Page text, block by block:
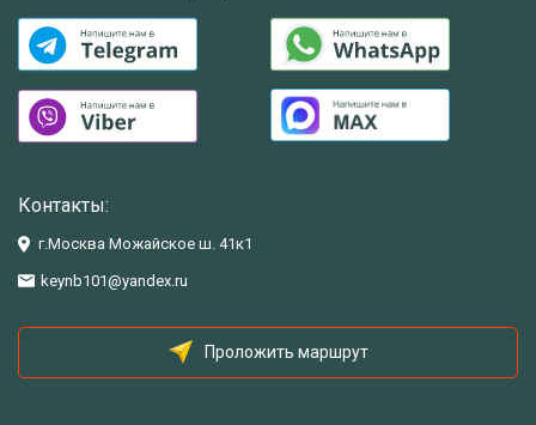
Контакты:
г.Москва Можайское ш. 41к1
keynb101@yandex.ru
Проложить маршрут